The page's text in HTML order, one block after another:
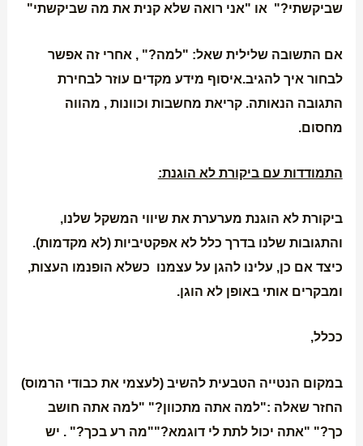
שביקשתי?" או "אני רואה שלא קנית את מה שביקשתי"
אם התשובה שלילית שאל: "למה?" , אחרי זה אפשר
לבחור איך להגיב.איסוף מידע מקדים עוזר לבחירת
התגובה הנאותה. קריאת מחשבות וכוונות , מהווה
מחסום.
התמודדות עם ביקורת לא הוגנת:
ביקורת לא הוגנת מערערת את שיווי המשקל שלנו,
והתגובות שלנו בדרך כלל לא אפקטיביות (לא מקדמות).
כיצד אם כן, עלינו להגן על עצמנו כשלא הופנמו העצות,
ומבקרים אותי באופן לא הוגן.
ככלל,
במקום הנטייה הטבעית להשיב (לעצמי את כבודי הרמוס)
החזר שאלה :"למה אתה מתכוון?" "למה אתה חושב
כך?" "אתה יכול לתת לי דוגמא?""מה רע בכך?" . יש